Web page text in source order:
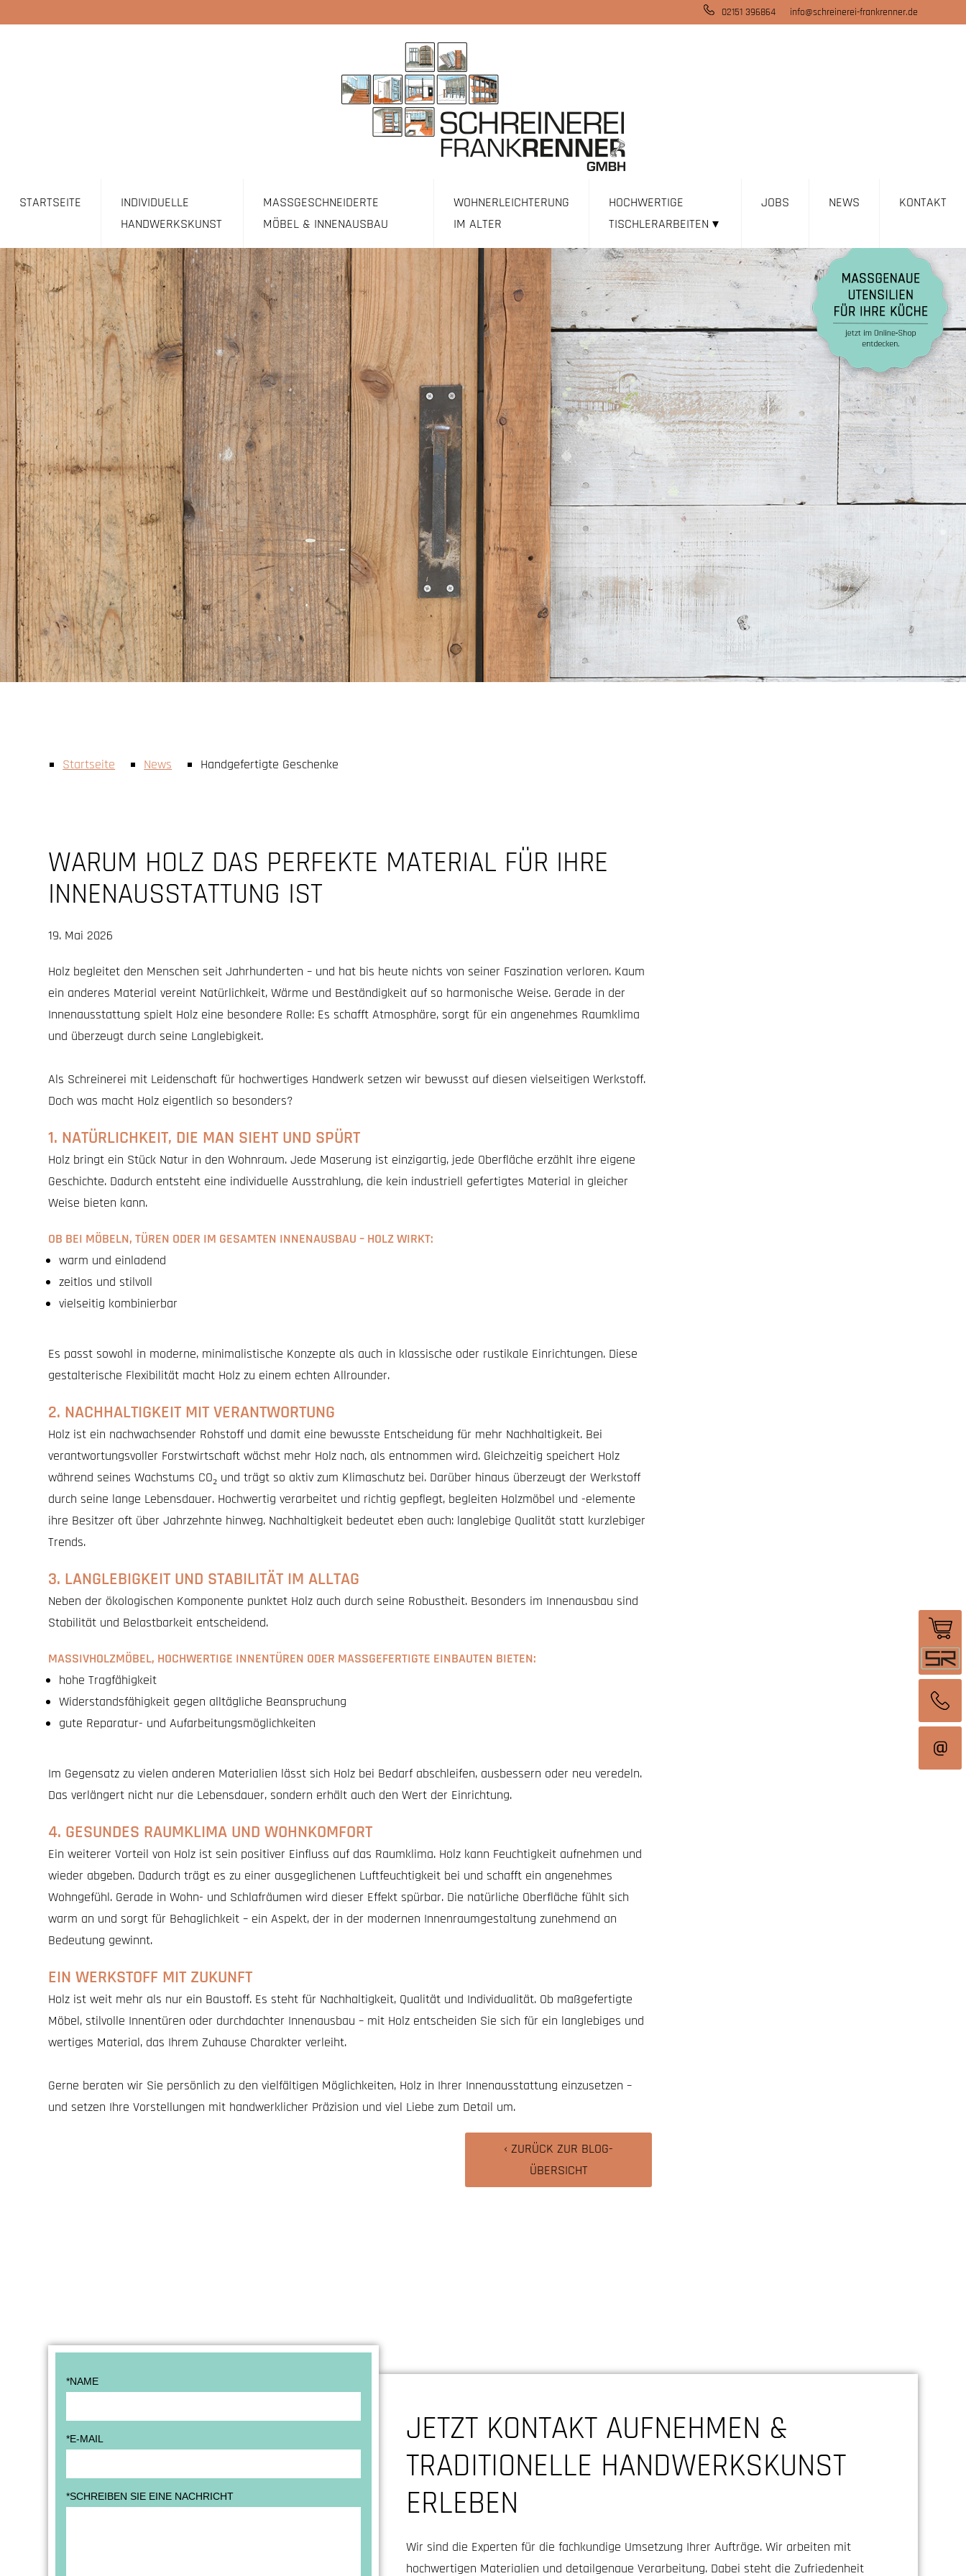
02151 396864 info@schreinerei-frankrenner.de
STARTSEITE
INDIVIDUELLE
HANDWERKSKUNST
MASSGESCHNEIDERTE M
ÖBEL & INNENAUSBAU
WOHNERLEICHTERUNG
IM ALTER
HOCHWERTIGE
TISCHLERARBEITEN ▾
JOBS NEWS KONTAKT
Startseite News Handgefertigte Geschenke
WARUM HOLZ DAS PERFEKTE MATERIAL FÜR IHRE
INNENAUSSTATTUNG IST
19. Mai 2026
Holz begleitet den Menschen seit Jahrhunderten – und hat bis heute nichts von seiner Faszination verloren. Kaum
ein anderes Material vereint Natürlichkeit, Wärme und Beständigkeit auf so harmonische Weise. Gerade in der
Innenausstattung spielt Holz eine besondere Rolle: Es schafft Atmosphäre, sorgt für ein angenehmes Raumklima
und überzeugt durch seine Langlebigkeit.
Als Schreinerei mit Leidenschaft für hochwertiges Handwerk setzen wir bewusst auf diesen vielseitigen Werkstoff.
Doch was macht Holz eigentlich so besonders?
1. NATÜRLICHKEIT, DIE MAN SIEHT UND SPÜRT
Holz bringt ein Stück Natur in den Wohnraum. Jede Maserung ist einzigartig, jede Oberfläche erzählt ihre eigene
Geschichte. Dadurch entsteht eine individuelle Ausstrahlung, die kein industriell gefertigtes Material in gleicher
Weise bieten kann.
OB BEI MÖBELN, TÜREN ODER IM GESAMTEN INNENAUSBAU – HOLZ WIRKT:
warm und einladend
zeitlos und stilvoll
vielseitig kombinierbar
Es passt sowohl in moderne, minimalistische Konzepte als auch in klassische oder rustikale Einrichtungen. Diese
gestalterische Flexibilität macht Holz zu einem echten Allrounder.
2. NACHHALTIGKEIT MIT VERANTWORTUNG
Holz ist ein nachwachsender Rohstoff und damit eine bewusste Entscheidung für mehr Nachhaltigkeit. Bei
verantwortungsvoller Forstwirtschaft wächst mehr Holz nach, als entnommen wird. Gleichzeitig speichert Holz
während seines Wachstums CO₂ und trägt so aktiv zum Klimaschutz bei. Darüber hinaus überzeugt der Werkstoff
durch seine lange Lebensdauer. Hochwertig verarbeitet und richtig gepflegt, begleiten Holzmöbel und -elemente
ihre Besitzer oft über Jahrzehnte hinweg. Nachhaltigkeit bedeutet eben auch: langlebige Qualität statt kurzlebiger
Trends.
3. LANGLEBIGKEIT UND STABILITÄT IM ALLTAG
Neben der ökologischen Komponente punktet Holz auch durch seine Robustheit. Besonders im Innenausbau sind
Stabilität und Belastbarkeit entscheidend.
MASSIVHOLZMÖBEL, HOCHWERTIGE INNENTÜREN ODER MASSGEFERTIGTE EINBAUTEN BIETEN:
hohe Tragfähigkeit
Widerstandsfähigkeit gegen alltägliche Beanspruchung
gute Reparatur- und Aufarbeitungsmöglichkeiten
Im Gegensatz zu vielen anderen Materialien lässt sich Holz bei Bedarf abschleifen, ausbessern oder neu veredeln.
Das verlängert nicht nur die Lebensdauer, sondern erhält auch den Wert der Einrichtung.
4. GESUNDES RAUMKLIMA UND WOHNKOMFORT
Ein weiterer Vorteil von Holz ist sein positiver Einfluss auf das Raumklima. Holz kann Feuchtigkeit aufnehmen und
wieder abgeben. Dadurch trägt es zu einer ausgeglichenen Luftfeuchtigkeit bei und schafft ein angenehmes
Wohngefühl. Gerade in Wohn- und Schlafräumen wird dieser Effekt spürbar. Die natürliche Oberfläche fühlt sich
warm an und sorgt für Behaglichkeit – ein Aspekt, der in der modernen Innenraumgestaltung zunehmend an
Bedeutung gewinnt.
EIN WERKSTOFF MIT ZUKUNFT
Holz ist weit mehr als nur ein Baustoff. Es steht für Nachhaltigkeit, Qualität und Individualität. Ob maßgefertigte
Möbel, stilvolle Innentüren oder durchdachter Innenausbau – mit Holz entscheiden Sie sich für ein langlebiges und
wertiges Material, das Ihrem Zuhause Charakter verleiht.
Gerne beraten wir Sie persönlich zu den vielfältigen Möglichkeiten, Holz in Ihrer Innenausstattung einzusetzen –
und setzen Ihre Vorstellungen mit handwerklicher Präzision und viel Liebe zum Detail um.
‹ ZURÜCK ZUR BLOG-
ÜBERSICHT
JETZT KONTAKT AUFNEHMEN &
TRADITIONELLE HANDWERKSKUNST
ERLEBEN
Wir sind die Experten für die fachkundige Umsetzung Ihrer Aufträge. Wir arbeiten mit
hochwertigen Materialien und detailgenaue Verarbeitung. Dabei steht die Zufriedenheit